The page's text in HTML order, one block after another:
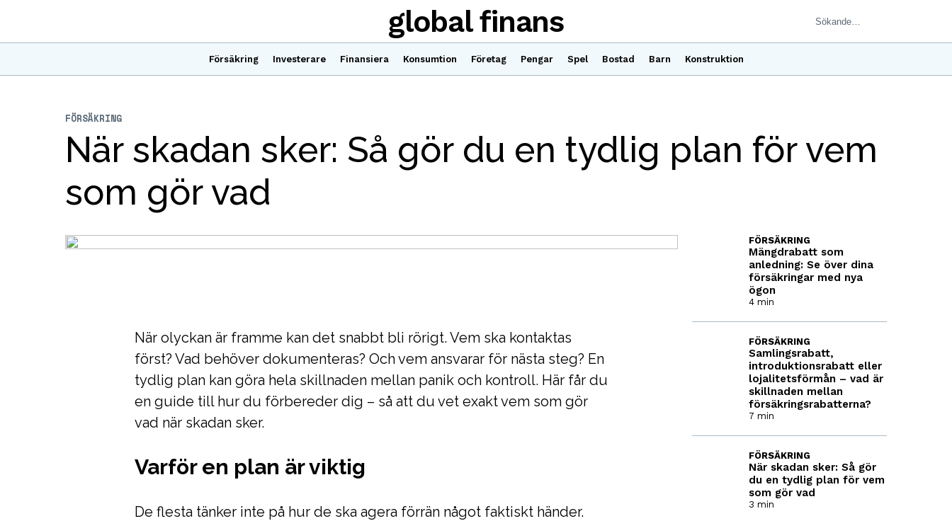
Försäkring Investerare Finansiera Konsumtion Företag Pengar Spel Bostad Barn Konstruktion
global finans
När skadan sker: Så gör du en tydlig plan för vem
som gör vad
FÖRSÄKRING
När olyckan är framme kan det snabbt bli rörigt. Vem ska kontaktas
först? Vad behöver dokumenteras? Och vem ansvarar för nästa steg? En
tydlig plan kan göra hela skillnaden mellan panik och kontroll. Här får du
en guide till hur du förbereder dig – så att du vet exakt vem som gör
vad när skadan sker.
Varför en plan är viktig
De flesta tänker inte på hur de ska agera förrän något faktiskt händer.
Mängdrabatt som
anledning: Se över dina
försäkringar med nya
ögon
FÖRSÄKRING
4 min
Samlingsrabatt,
introduktionsrabatt eller
lojalitetsförmån – vad är
skillnaden mellan
försäkringsrabatterna?
FÖRSÄKRING
7 min
När skadan sker: Så gör
du en tydlig plan för vem
som gör vad
FÖRSÄKRING
3 min